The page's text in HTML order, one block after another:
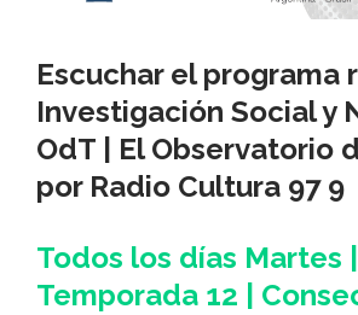
Escuchar el programa
Investigación Social y
OdT | El Observatorio
por Radio Cultura 97 9
Todos los días Martes |
Temporada 12 |